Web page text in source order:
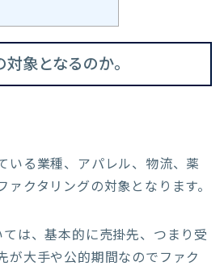
象となるのか。
いる業種、アパレル、物流、薬
クタリングの対象となります。
は、基本的に売掛先、つまり受
が大手や公的期間なのでファク